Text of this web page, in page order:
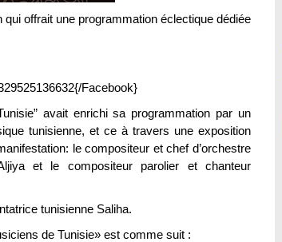
offrait une programmation éclectique dédiée
Facebook}
avait enrichi sa programmation par un
tunisienne, et ce à travers une exposition
le compositeur et chef d’orchestre
et le compositeur parolier et chanteur
tunisienne Saliha.
de Tunisie» est comme suit :